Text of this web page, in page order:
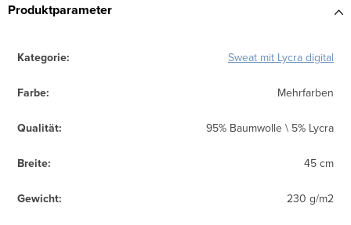
Produktparameter
Kategorie: Sweat mit Lycra digital
Farbe: Mehrfarben
Qualität: 95% Baumwolle \ 5% Lycra
Breite: 45 cm
Gewicht: 230 g/m2